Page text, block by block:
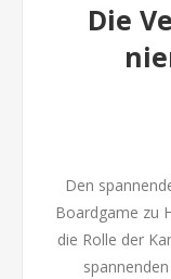
Die
Den
Boardgame zu
die Rolle der